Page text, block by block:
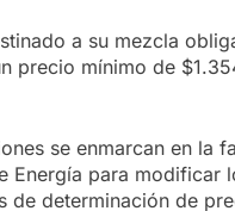
a su mezcla
precio mínimo de
se enmarcan en la
Energía para modificar
de determinación de